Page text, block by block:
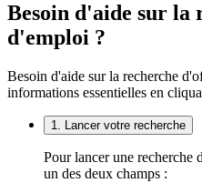
Besoin d'aide sur la
d'emploi ?
Besoin d'aide sur la recherche
informations essentielles en
1. Lancer votre recherche
Pour lancer une recherche
un des deux champs :